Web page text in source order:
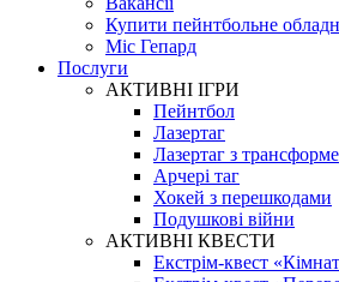
Купити пейнтбольне
Міс Гепард
Послуги
АКТИВНІ ІГРИ
Пейнтбол
Лазертаг
Лазертаг з
Арчері таг
Хокей з перешкодами
Подушкові війни
АКТИВНІ КВЕСТИ
Екстрім-квест